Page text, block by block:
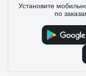
Установите
по